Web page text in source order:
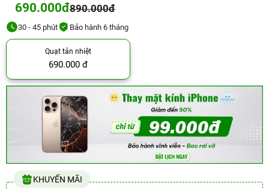
690.000đ890.000đ
30 - 45 phút Bảo hành 6 tháng
Quạt tản nhiệt
690.000 đ
KHUYẾN MÃI